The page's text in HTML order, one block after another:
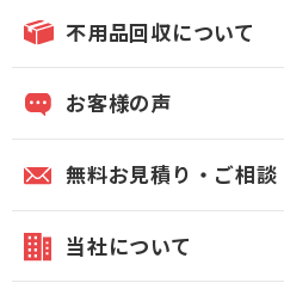
不用品回収について
お客様の声
無料お見積り・ご相談
当社について